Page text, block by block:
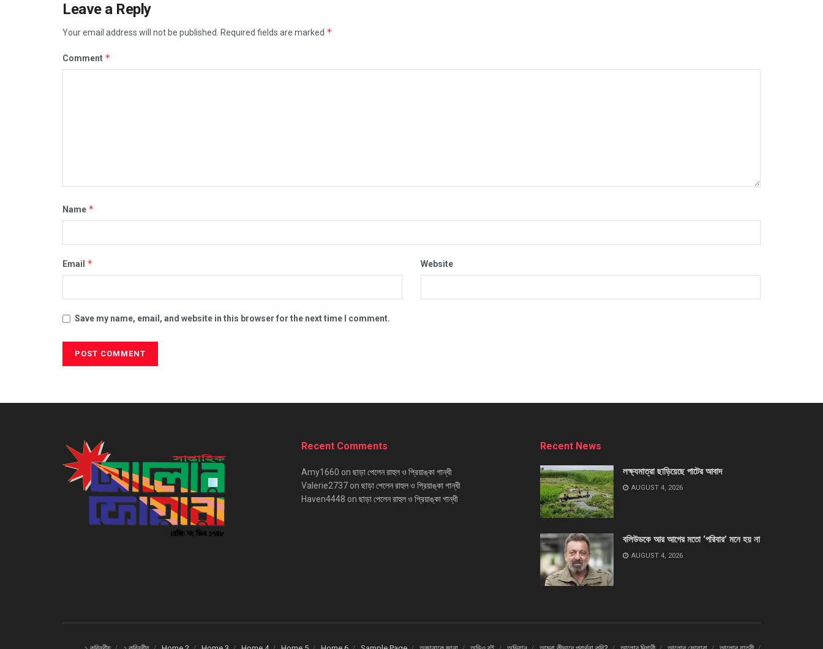
Leave a Reply
Your email address will not be published. Required fields are marked *
Comment *
Name *
Email * Website
Save my name, email, and website in this browser for the next time I comment.
Recent Comments
Amy1660 on ছাড়া পেলেন রাহুল ও প্রিয়াঙ্কা গান্ধী
Valerie2737 on ছাড়া পেলেন রাহুল ও প্রিয়াঙ্কা গান্ধী
Haven4448 on ছাড়া পেলেন রাহুল ও প্রিয়াঙ্কা গান্ধী
Recent News
লক্ষ্যমাত্রা ছাড়িয়েছে পাটের আবাদ
AUGUST 4, 2026
বলিউডকে আর আগের মতো ‘পরিবার’ মনে হয় না
AUGUST 4, 2026